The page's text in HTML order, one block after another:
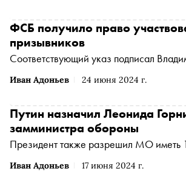
Иван Адоньев 24 июня 2024 г.
ФСБ получило право
призывников
Соответствующий указ подписал
Иван Адоньев 17 июня 2024 г.
Путин назначил Леонида
замминистра обороны
Президент также разрешил МО иметь